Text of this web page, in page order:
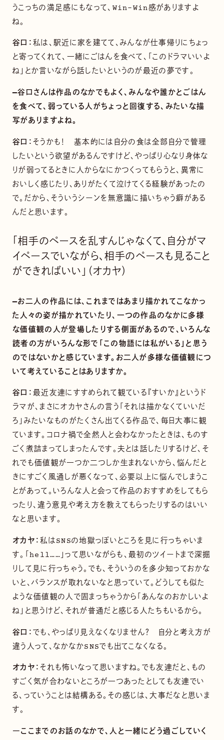
うこっちの満足感にもなって、Win-Win感がありますよ
ね。
谷口：私は、駅近に家を建てて、みんなが仕事帰りにちょっ
と寄ってくれて、一緒にごはんを食べて、「このドラマいいよ
ね」とか言いながら話したいというのが最近の夢です。
—谷口さんは作品のなかでもよく、みんなや誰かとごはん
を食べて、弱っている人がちょっと回復する、みたいな描
写がありますよね。
谷口：そうかも！ 基本的には自分の食は全部自分で管理
したいという欲望があるんですけど、やっぱり心なり身体な
りが弱ってるときに人からなにかつくってもらうと、異常に
おいしく感じたり、ありがたくて泣けてくる経験があったの
で。だから、そういうシーンを無意識に描いちゃう癖がある
んだと思います。
「相手のペースを乱すんじゃなくて、自分がマ
イペースでいながら、相手のペースも見ること
ができればいい」（オカヤ）
—お二人の作品には、これまではあまり描かれてこなかっ
た人々の姿が描かれていたり、一つの作品のなかに多様
な価値観の人が登場したりする側面があるので、いろんな
読者の方がいろんな形で「この物語には私がいる」と思う
のではないかと感じています。お二人が多様な価値観につ
いて考えていることはありますか。
谷口：最近友達にすすめられて観ている『すいか』というド
ラマが、まさにオカヤさんの言う「それは描かなくていいだ
ろ」みたいなものがたくさん出てくる作品で、毎日大事に観
ています。コロナ禍で全然人と会わなかったときは、ものす
ごく煮詰まってしまったんです。夫とは話したりするけど、そ
れでも価値観が一つか二つしか生まれないから、悩んだと
きにすごく風通しが悪くなって、必要以上に悩んでしまうこ
とがあって。いろんな人と会って作品のおすすめをしてもら
ったり、違う意見や考え方を教えてもらったりするのはいい
なと思います。
オカヤ：私はSNSの地獄っぽいところを見に行っちゃいま
す。「hell……」って思いながらも、最初のツイートまで深掘
りして見に行っちゃう。でも、そういうのを多少知っておかな
いと、バランスが取れないなと思っていて。どうしても似た
ような価値観の人で固まっちゃうから「あんなのおかしいよ
ね」と思うけど、それが普通だと感じる人たちもいるから。
谷口：でも、やっぱり見えなくなりません？ 自分と考え方が
違う人って、なかなかSNSでも出てこなくなる。
オカヤ：それも怖いなって思いますね。でも友達だと、もの
すごく気が合わないところが一つあったとしても友達でい
る、っていうことは結構ある。その感じは、大事だなと思いま
す。
―ここまでのお話のなかで、人と一緒にどう過ごしていく